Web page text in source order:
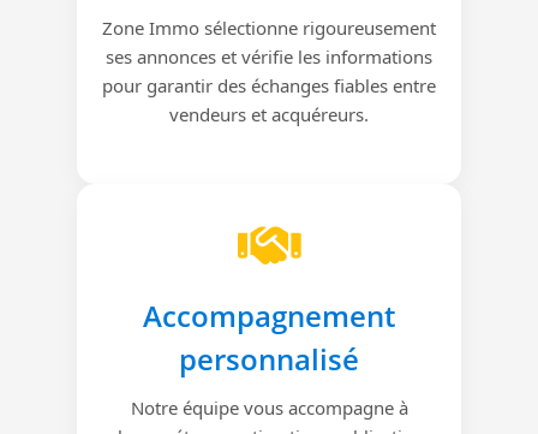
Zone Immo sélectionne rigoureusement
ses annonces et vérifie les informations
pour garantir des échanges fiables entre
vendeurs et acquéreurs.
Accompagnement
personnalisé
Notre équipe vous accompagne à